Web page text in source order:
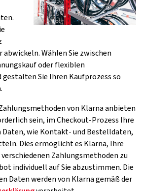
Wählen Sie zwischen
oder flexiblen
Sie Ihren Kaufprozess so
von Klarna anbieten
sein, im Checkout-Prozess Ihre
Daten, wie Kontakt- und Bestelldaten,
Dies ermöglicht es Klarna, Ihre
Zahlungsmethoden zu
individuell auf Sie abzustimmen. Die
Daten werden von Klarna gemäß der